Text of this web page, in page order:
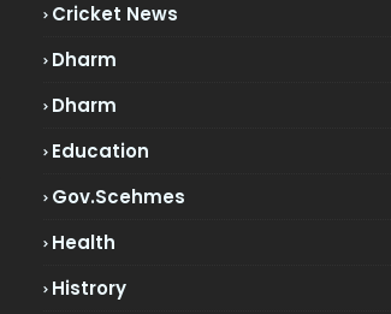
Cricket News
Dharm
Dharm
Education
Gov.scehmes
Health
Histrory